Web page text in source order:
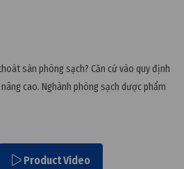
sàn phòng sạch? Căn cứ vào quy định
cao. Nghành phòng sạch dược phẩm
Product Video